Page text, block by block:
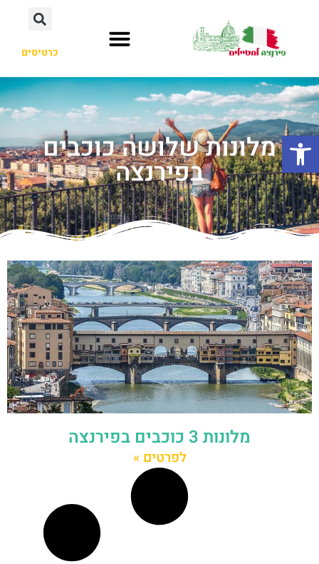
כרטיסים
מלונות שלושה כוכבים
בפירנצה
מלונות 3 כוכבים בפירנצה
לפרטים »
פתח סרגל נגישות